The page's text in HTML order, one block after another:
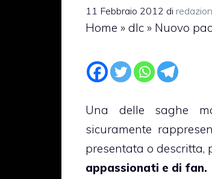
11 Febbraio 2012 di
Home » dlc » Nuovo
Una delle saghe
sicuramente
presentata o descritta,
appassionati e di fan.